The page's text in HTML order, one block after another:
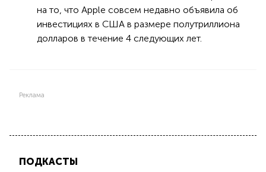
на то, что Apple совсем недавно объявила об
инвестициях в США в размере полутриллиона
долларов в течение 4 следующих лет.
Реклама
ПОДКАСТЫ